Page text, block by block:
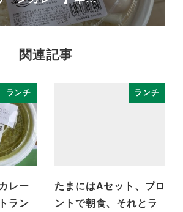
関連記事
ランチ
レー
ラン
ランチ
たまにはAセット、プロ
ントで朝食、それとラ